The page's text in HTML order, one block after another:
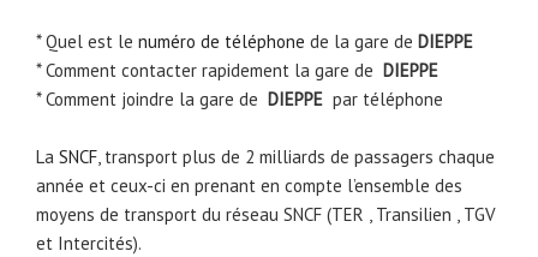
* Quel est le numéro de téléphone de la gare de DIEPPE
* Comment contacter rapidement la gare de DIEPPE
* Comment joindre la gare de DIEPPE par téléphone
La SNCF, transport plus de 2 milliards de passagers chaque
année et ceux-ci en prenant en compte l’ensemble des
moyens de transport du réseau SNCF (TER , Transilien , TGV
et Intercités).